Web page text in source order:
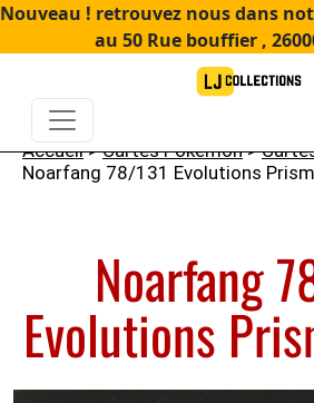
Nouveau ! retrouvez nous dans
au 50 Rue bouffier ,
Accueil>Cartes Pokémon>
Noarfang 78/131 Evolutions
Noarfang
Evolutions